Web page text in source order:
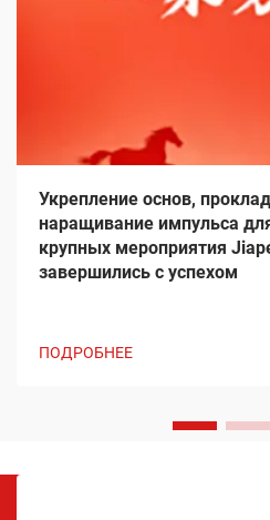
Укрепление основ,
наращивание импульса
крупных мероприятия
завершились с успехом
ПОДРОБНЕЕ